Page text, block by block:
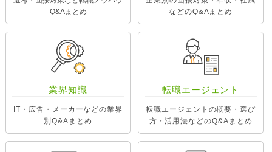
Q&Aまとめ
などのQ&Aまとめ
業界知識
IT・広告・メーカーなどの業界
別Q&Aまとめ
転職エージェント
転職エージェントの概要・選び
方・活用法などのQ&Aまとめ